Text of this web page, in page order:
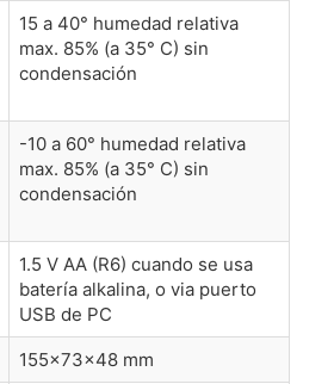
15 a 40° humedad relativa
max. 85% (a 35° C) sin
condensación
-10 a 60° humedad relativa
max. 85% (a 35° C) sin
condensación
1.5 V AA (R6) cuando se usa
batería alkalina, o via puerto
USB de PC
155x73x48 mm